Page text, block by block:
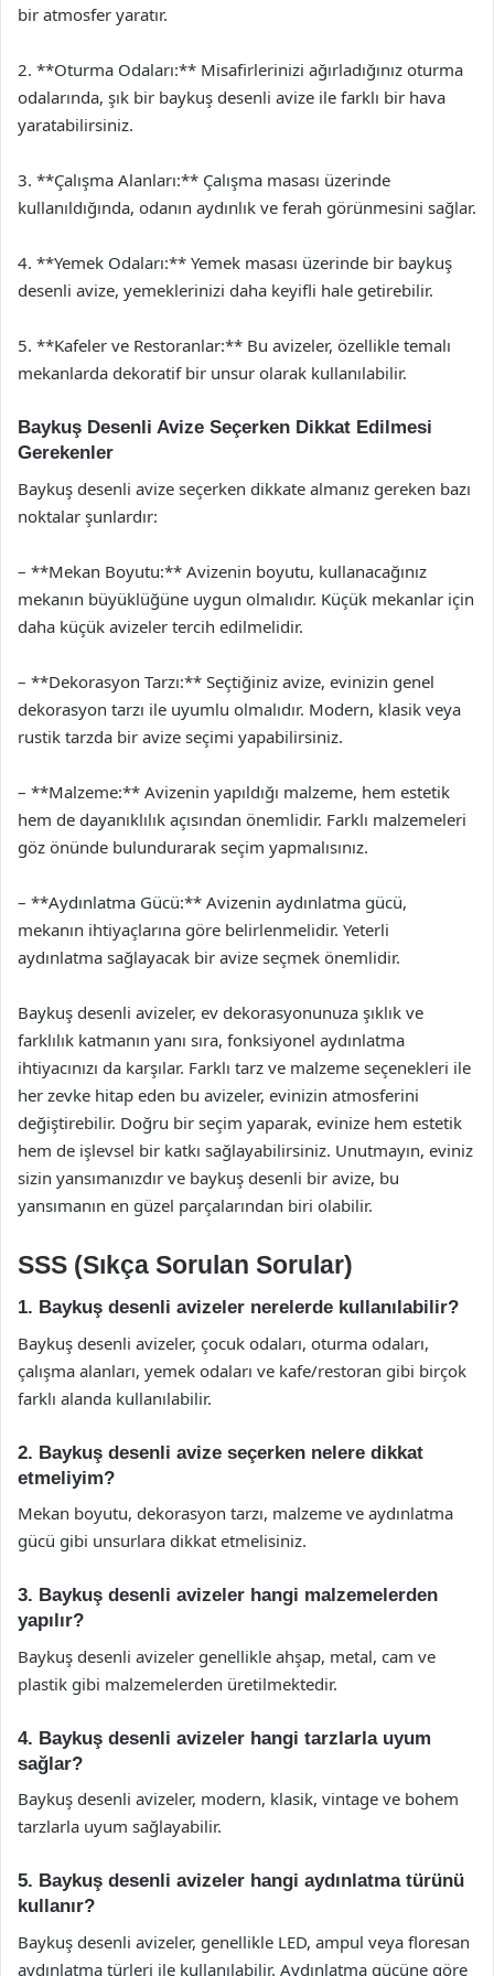
bir atmosfer yaratır.
2. **Oturma Odaları:** Misafirlerinizi ağırladığınız oturma
odalarında, şık bir baykuş desenli avize ile farklı bir hava
yaratabilirsiniz.
3. **Çalışma Alanları:** Çalışma masası üzerinde
kullanıldığında, odanın aydınlık ve ferah görünmesini sağlar.
4. **Yemek Odaları:** Yemek masası üzerinde bir baykuş
desenli avize, yemeklerinizi daha keyifli hale getirebilir.
5. **Kafeler ve Restoranlar:** Bu avizeler, özellikle temalı
mekanlarda dekoratif bir unsur olarak kullanılabilir.
Baykuş Desenli Avize Seçerken Dikkat Edilmesi
Gerekenler
Baykuş desenli avize seçerken dikkate almanız gereken bazı
noktalar şunlardır:
– **Mekan Boyutu:** Avizenin boyutu, kullanacağınız
mekanın büyüklüğüne uygun olmalıdır. Küçük mekanlar için
daha küçük avizeler tercih edilmelidir.
– **Dekorasyon Tarzı:** Seçtiğiniz avize, evinizin genel
dekorasyon tarzı ile uyumlu olmalıdır. Modern, klasik veya
rustik tarzda bir avize seçimi yapabilirsiniz.
– **Malzeme:** Avizenin yapıldığı malzeme, hem estetik
hem de dayanıklılık açısından önemlidir. Farklı malzemeleri
göz önünde bulundurarak seçim yapmalısınız.
– **Aydınlatma Gücü:** Avizenin aydınlatma gücü,
mekanın ihtiyaçlarına göre belirlenmelidir. Yeterli
aydınlatma sağlayacak bir avize seçmek önemlidir.
Baykuş desenli avizeler, ev dekorasyonunuza şıklık ve
farklılık katmanın yanı sıra, fonksiyonel aydınlatma
ihtiyacınızı da karşılar. Farklı tarz ve malzeme seçenekleri ile
her zevke hitap eden bu avizeler, evinizin atmosferini
değiştirebilir. Doğru bir seçim yaparak, evinize hem estetik
hem de işlevsel bir katkı sağlayabilirsiniz. Unutmayın, eviniz
sizin yansımanızdır ve baykuş desenli bir avize, bu
yansımanın en güzel parçalarından biri olabilir.
SSS (Sıkça Sorulan Sorular)
1. Baykuş desenli avizeler nerelerde kullanılabilir?
Baykuş desenli avizeler, çocuk odaları, oturma odaları,
çalışma alanları, yemek odaları ve kafe/restoran gibi birçok
farklı alanda kullanılabilir.
2. Baykuş desenli avize seçerken nelere dikkat
etmeliyim?
Mekan boyutu, dekorasyon tarzı, malzeme ve aydınlatma
gücü gibi unsurlara dikkat etmelisiniz.
3. Baykuş desenli avizeler hangi malzemelerden
yapılır?
Baykuş desenli avizeler genellikle ahşap, metal, cam ve
plastik gibi malzemelerden üretilmektedir.
4. Baykuş desenli avizeler hangi tarzlarla uyum
sağlar?
Baykuş desenli avizeler, modern, klasik, vintage ve bohem
tarzlarla uyum sağlayabilir.
5. Baykuş desenli avizeler hangi aydınlatma türünü
kullanır?
Baykuş desenli avizeler, genellikle LED, ampul veya floresan
aydınlatma türleri ile kullanılabilir. Aydınlatma gücüne göre